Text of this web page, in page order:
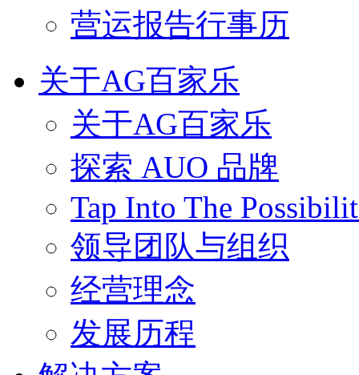
营运报告行事历
关于AG百家乐
关于AG百家乐
探索 AUO 品牌
Tap Into The
领导团队与组织
经营理念
发展历程